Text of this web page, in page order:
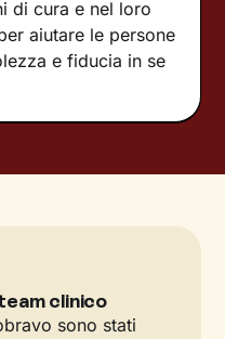
di cura e nel loro
aiutare le persone
e fiducia in se
clinico
sono stati